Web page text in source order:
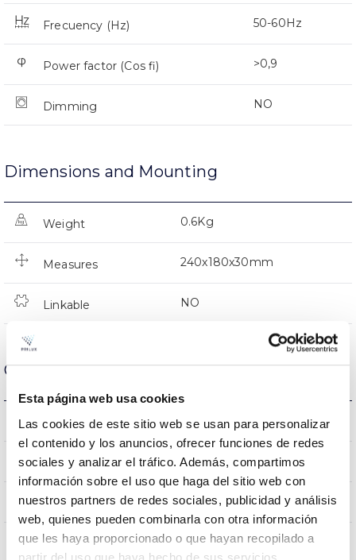
Esta página web usa cookies
Las cookies de este sitio web se usan para personalizar
el contenido y los anuncios, ofrecer funciones de redes
sociales y analizar el tráfico. Además, compartimos
información sobre el uso que haga del sitio web con
nuestros partners de redes sociales, publicidad y análisis
web, quienes pueden combinarla con otra información
que les haya proporcionado o que hayan recopilado a
partir del uso que haya hecho de sus servicios.
Frecuency (Hz) 50-60Hz
Power factor (Cos fi) >0,9
Dimming NO
Dimensions and Mounting
Weight 0.6Kg
Measures 240x180x30mm
Linkable NO
Optical data
Colour temperature 4000K
CRI Colour rendering index 80
Opening angle 110